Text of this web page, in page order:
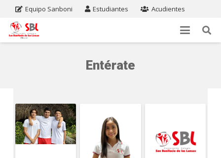
Equipo Sanboni Estudiantes Acudientes
Entérate